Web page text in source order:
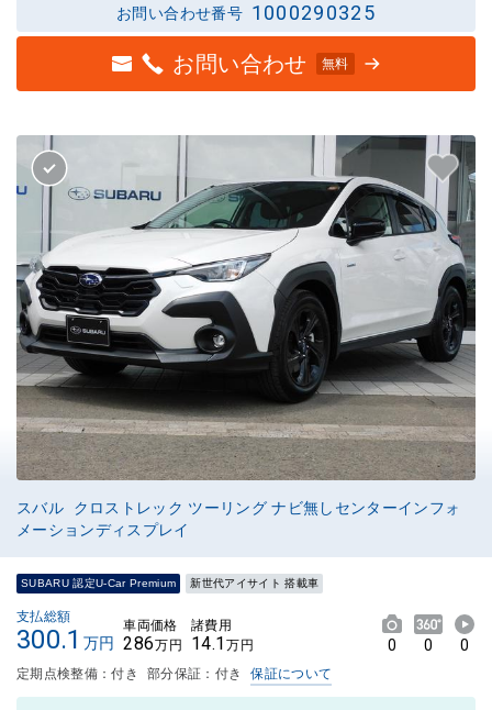
お問い合わせ番号 1000290325
お問い合わせ 無料
スバル クロストレック ツーリング ナビ無しセンターインフォ
メーションディスプレイ
SUBARU 認定U-Car Premium 新世代アイサイト 搭載車
支払総額
300.1 万円
車両価格
286万円
諸費用
14.1 万円 0 0 0
定期点検整備：付き 部分保証：付き 保証について